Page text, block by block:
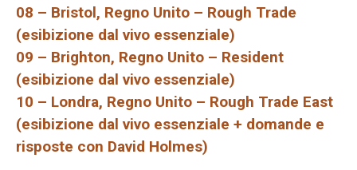
08 – Bristol, Regno Unito – Rough Trade
(esibizione dal vivo essenziale)
09 – Brighton, Regno Unito – Resident
(esibizione dal vivo essenziale)
10 – Londra, Regno Unito – Rough Trade East
(esibizione dal vivo essenziale + domande e
risposte con David Holmes)